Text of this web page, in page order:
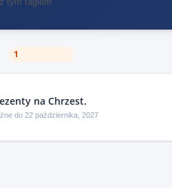
1
na Chrzest.
do 22 października, 2027